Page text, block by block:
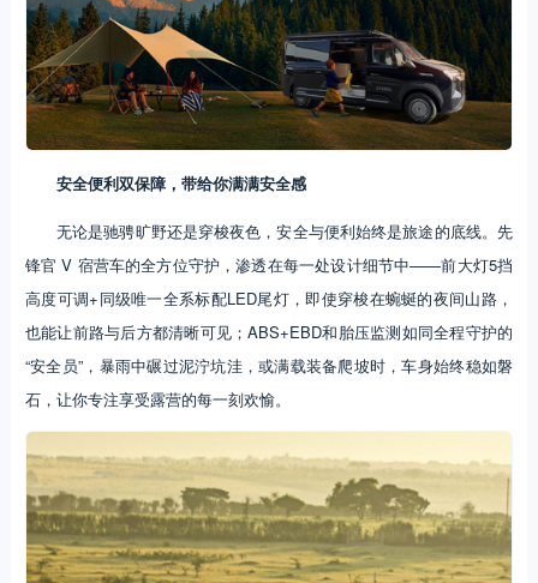
安全便利双保障，带给你满满安全感
无论是驰骋旷野还是穿梭夜色，安全与便利始终是旅途的底线。先
锋官 V 宿营车的全方位守护，渗透在每一处设计细节中——前大灯5挡
高度可调+同级唯一全系标配LED尾灯，即使穿梭在蜿蜒的夜间山路，
也能让前路与后方都清晰可见；ABS+EBD和胎压监测如同全程守护的
“安全员”，暴雨中碾过泥泞坑洼，或满载装备爬坡时，车身始终稳如磐
石，让你专注享受露营的每一刻欢愉。